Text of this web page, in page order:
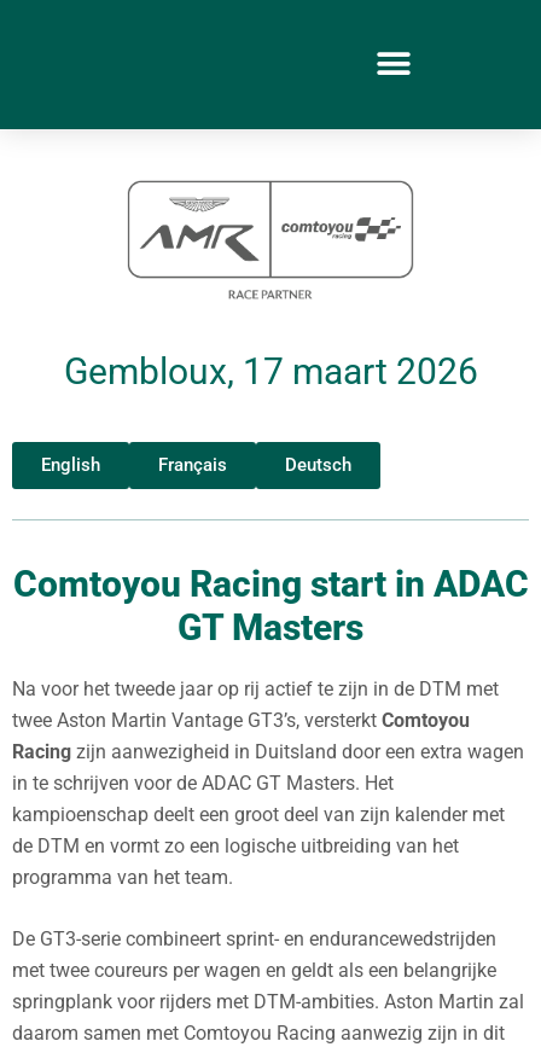
Gembloux, 17 maart 2026
English Français Deutsch
Comtoyou Racing start in ADAC
GT Masters
Na voor het tweede jaar op rij actief te zijn in de DTM met
twee Aston Martin Vantage GT3’s, versterkt Comtoyou
Racing zijn aanwezigheid in Duitsland door een extra wagen
in te schrijven voor de ADAC GT Masters. Het
kampioenschap deelt een groot deel van zijn kalender met
de DTM en vormt zo een logische uitbreiding van het
programma van het team.
De GT3-serie combineert sprint- en endurancewedstrijden
met twee coureurs per wagen en geldt als een belangrijke
springplank voor rijders met DTM-ambities. Aston Martin zal
daarom samen met Comtoyou Racing aanwezig zijn in dit